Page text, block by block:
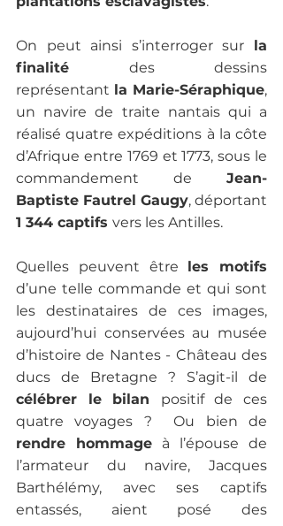
On peut ainsi s’interroger sur la
finalité des dessins
représentant la Marie-Séraphique,
un navire de traite nantais qui a
réalisé quatre expéditions à la côte
d’Afrique entre 1769 et 1773, sous le
commandement de Jean-
Baptiste Fautrel Gaugy
1 344 captifs vers les Antilles.
Quelles peuvent être les motifs
d’une telle commande et qui sont
les destinataires de ces images,
aujourd’hui conservées au musée
d’histoire de Nantes - Château des
célébrer le bilan positif de ces
rendre hommage à l’épouse de
l’armateur du navire, Jacques
Barthélémy, avec ses captifs
entassés, aient posé des